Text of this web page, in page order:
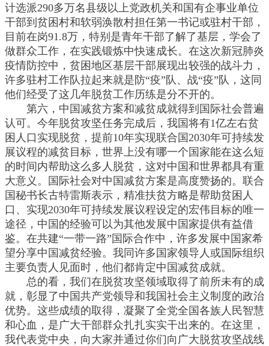
计选派290多万名县级以上党政机关和国有企事业单位
干部到贫困村和软弱涣散村担任第一书记或驻村干部，
目前在岗91.8万，特别是青年干部了解了基层，学会了
做群众工作，在实践锻炼中快速成长。在这次新冠肺炎
疫情防控中，贫困地区基层干部展现出较强的战斗力，
许多驻村工作队拉起来就是防“疫”队、战“疫”队，这同
他们经受了这几年脱贫工作历练是分不开的。
第六，中国减贫方案和减贫成就得到国际社会普遍
认可。今年脱贫攻坚任务完成后，我国将有1亿左右贫
困人口实现脱贫，提前10年实现联合国2030年可持续发
展议程的减贫目标，世界上没有哪一个国家能在这么短
的时间内帮助这么多人脱贫，这对中国和世界都具有重
大意义。国际社会对中国减贫方案是高度赞扬的。联合
国秘书长古特雷斯表示，精准扶贫方略是帮助贫困人
口、实现2030年可持续发展议程设定的宏伟目标的唯一
途径，中国的经验可以为其他发展中国家提供有益借
鉴。在共建“一带一路”国际合作中，许多发展中国家希
望分享中国减贫经验。我同许多国家领导人或国际组织
主要负责人见面时，他们都肯定中国减贫成就。
总的看，我们在脱贫攻坚领域取得了前所未有的成
就，彰显了中国共产党领导和我国社会主义制度的政治
优势。这些成绩的取得，凝聚了全党全国各族人民智慧
和心血，是广大干部群众扎扎实实干出来的。在这里，
我代表党中央，向大家并通过你们向广大脱贫攻坚战线